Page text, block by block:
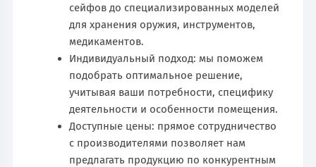
сейфов до специализированных моделей
для хранения оружия, инструментов,
медикаментов.
Индивидуальный подход: мы поможем
подобрать оптимальное решение,
учитывая ваши потребности, специфику
деятельности и особенности помещения.
Доступные цены: прямое сотрудничество
с производителями позволяет нам
предлагать продукцию по конкурентным